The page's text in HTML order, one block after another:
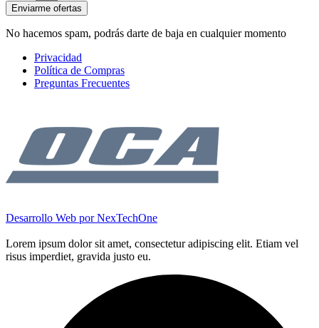
Enviarme ofertas
No hacemos spam, podrás darte de baja en cualquier momento
Privacidad
Política de Compras
Preguntas Frecuentes
Desarrollo Web porNexTechOne
Lorem ipsum dolor sit amet, consectetur adipiscing elit. Etiam vel
risus imperdiet, gravida justo eu.